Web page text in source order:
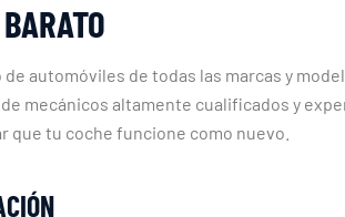
automóviles de todas las marcas y
mecánicos altamente cualificados y
que tu coche funcione como nuevo.